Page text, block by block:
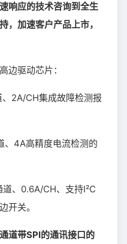
响应的技术咨询到全生
，加速客户产品上市，
边驱动芯片：
2A/CH集成故障检测报
、4A高精度电流检测的
、0.6A/CH、支持I²C
开关。
道带SPI的通讯接口的